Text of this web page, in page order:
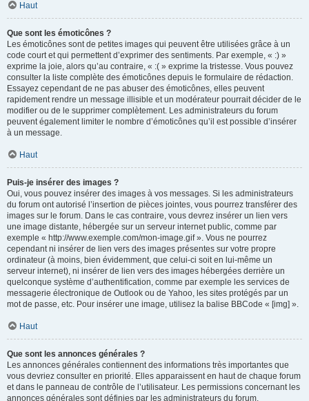
Haut
Que sont les émoticônes ?
Les émoticônes sont de petites images qui peuvent être utilisées grâce à un
code court et qui permettent d’exprimer des sentiments. Par exemple, « :) »
exprime la joie, alors qu’au contraire, « :( » exprime la tristesse. Vous pouvez
consulter la liste complète des émoticônes depuis le formulaire de rédaction.
Essayez cependant de ne pas abuser des émoticônes, elles peuvent
rapidement rendre un message illisible et un modérateur pourrait décider de le
modifier ou de le supprimer complètement. Les administrateurs du forum
peuvent également limiter le nombre d’émoticônes qu’il est possible d’insérer
à un message.
Haut
Puis-je insérer des images ?
Oui, vous pouvez insérer des images à vos messages. Si les administrateurs
du forum ont autorisé l’insertion de pièces jointes, vous pourrez transférer des
images sur le forum. Dans le cas contraire, vous devrez insérer un lien vers
une image distante, hébergée sur un serveur internet public, comme par
exemple « http://www.exemple.com/mon-image.gif ». Vous ne pourrez
cependant ni insérer de lien vers des images présentes sur votre propre
ordinateur (à moins, bien évidemment, que celui-ci soit en lui-même un
serveur internet), ni insérer de lien vers des images hébergées derrière un
quelconque système d’authentification, comme par exemple les services de
messagerie électronique de Outlook ou de Yahoo, les sites protégés par un
mot de passe, etc. Pour insérer une image, utilisez la balise BBCode « [img] ».
Haut
Que sont les annonces générales ?
Les annonces générales contiennent des informations très importantes que
vous devriez consulter en priorité. Elles apparaissent en haut de chaque forum
et dans le panneau de contrôle de l’utilisateur. Les permissions concernant les
annonces générales sont définies par les administrateurs du forum.